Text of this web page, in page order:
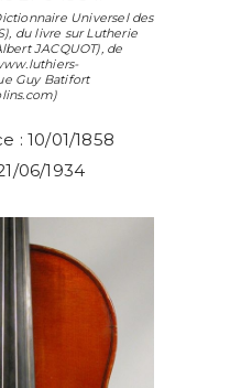
Universel des
), du livre sur Lutherie
JACQUOT), de
Guy Batifort
: 10/01/1858
06/1934